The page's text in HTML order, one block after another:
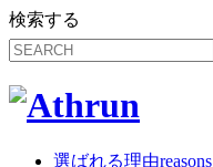
検索する
選ばれる理由reasons